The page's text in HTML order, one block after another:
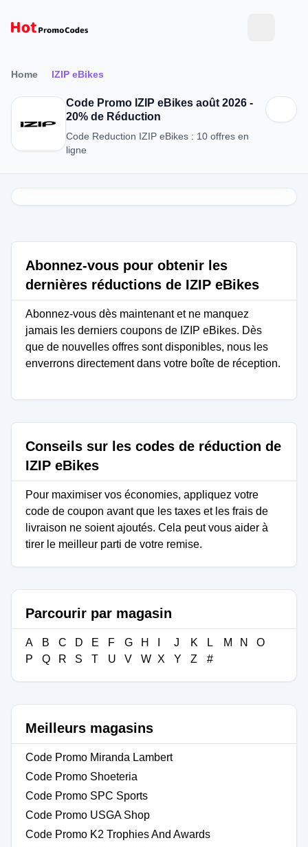
Home IZIP eBikes
Code Promo IZIP eBikes août 2026 -
20% de Réduction
Code Reduction IZIP eBikes : 10 offres en
ligne
Abonnez-vous pour obtenir les
dernières réductions de IZIP eBikes
Abonnez-vous dès maintenant et ne manquez
jamais les derniers coupons de IZIP eBikes. Dès
que de nouvelles offres sont disponibles, nous les
enverrons directement dans votre boîte de réception.
Conseils sur les codes de réduction de
IZIP eBikes
Pour maximiser vos économies, appliquez votre
code de coupon avant que les taxes et les frais de
livraison ne soient ajoutés. Cela peut vous aider à
tirer le meilleur parti de votre remise.
Parcourir par magasin
A B C D E F G H J K L M N
O
P
Q R S T U V W X Y Z #
Meilleurs magasins
Code Promo Miranda Lambert
Code Promo Shoeteria
Code Promo SPC Sports
Code Promo USGA Shop
Code Promo K2 Trophies And Awards